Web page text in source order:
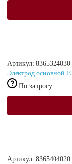
Артикул: 8365324030
Электрод основной
По запросу
Артикул: 8365404020